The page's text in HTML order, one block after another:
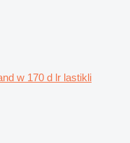
w 170 d lr lastikli